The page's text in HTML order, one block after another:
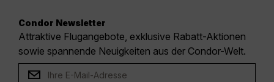
Condor Newsletter
Attraktive Flugangebote, exklusive Rabatt-Aktionen
sowie spannende Neuigkeiten aus der Condor-Welt.